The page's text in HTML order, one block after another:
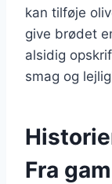
kan tilføje
give brødet
alsidig
smag og
Fra